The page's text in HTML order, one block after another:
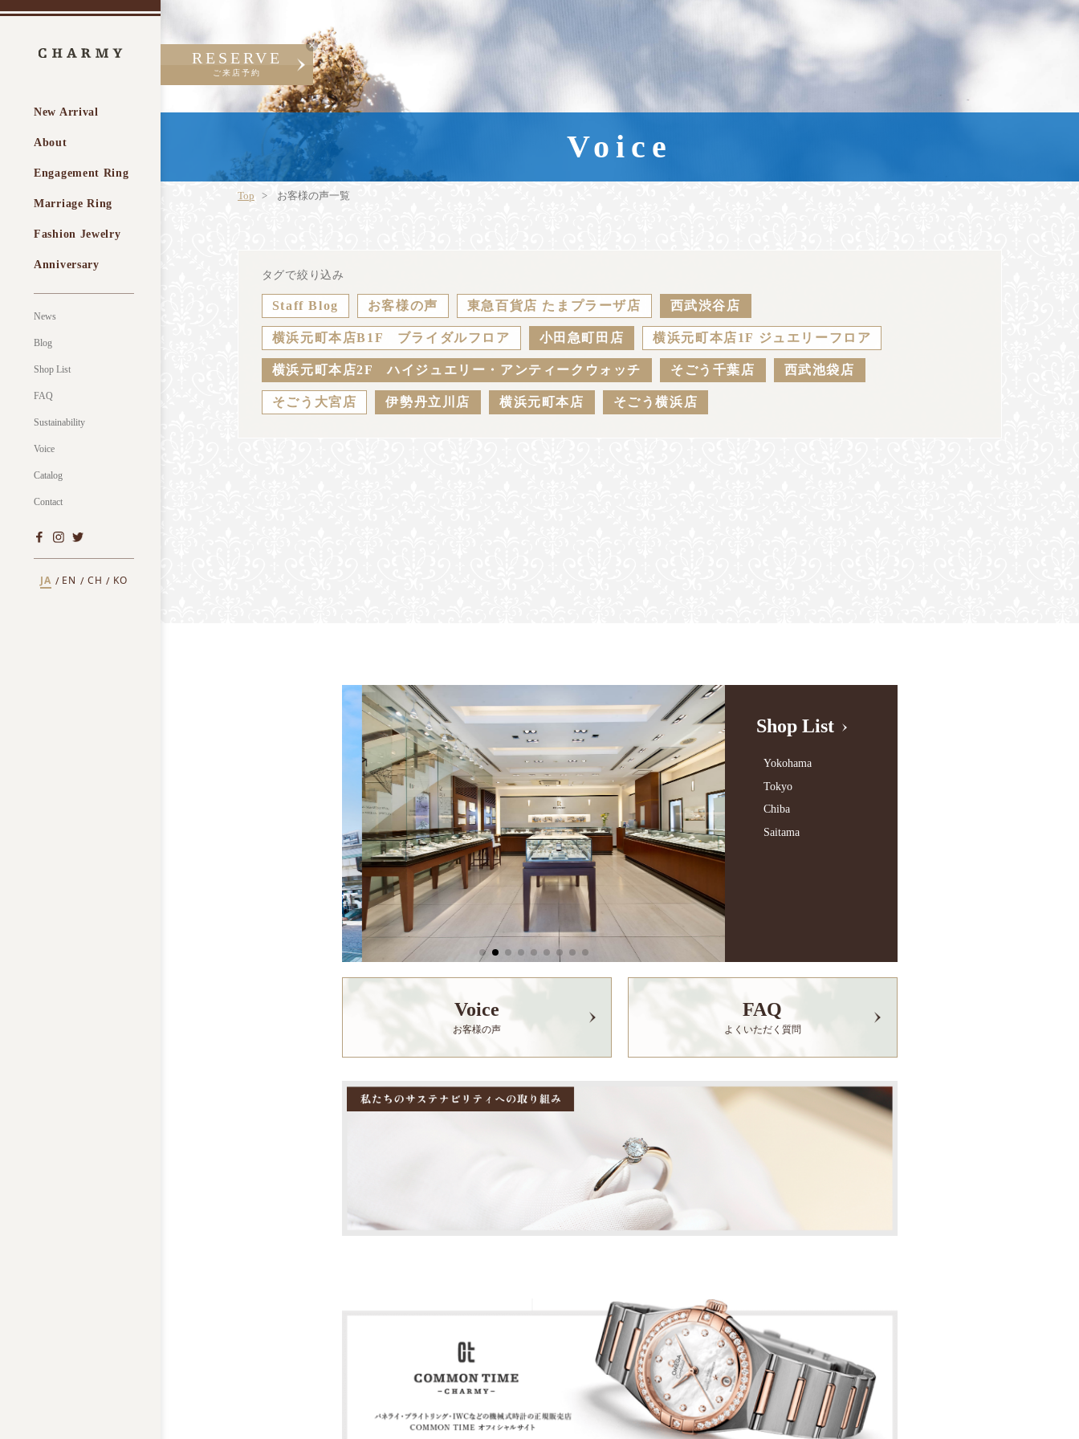
New Arrival
About
Engagement Ring
Marriage Ring
Fashion Jewelry
Anniversary
News
Blog
Shop List
FAQ
Sustainability
Voice
Catalog
Contact
JA EN CH KO
RESERVE
ご来店予約
Voice
Top お客様の声一覧
タグで絞り込み
Staff Blog お客様の声 東急百貨店 たまプラーザ店 西武渋谷店
横浜元町本店B1F ブライダルフロア 小田急町田店 横浜元町本店1F ジュエリーフロア
横浜元町本店2F ハイジュエリー・アンティークウォッチ そごう千葉店 西武池袋店
そごう大宮店 伊勢丹立川店 横浜元町本店 そごう横浜店
Shop List
Yokohama
Tokyo
Chiba
Saitama
Voice
お客様の声
FAQ
よくいただく質問